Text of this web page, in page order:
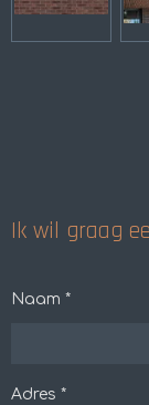
Ik wil graag
Naam *
Adres *